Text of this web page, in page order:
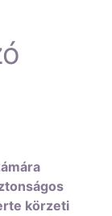
körzeti